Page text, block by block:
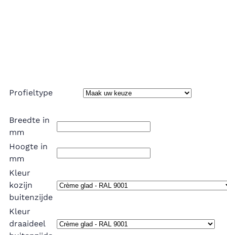
Profieltype
Breedte in
mm
Hoogte in
mm
Kleur
kozijn
buitenzijde
Kleur
draaideel